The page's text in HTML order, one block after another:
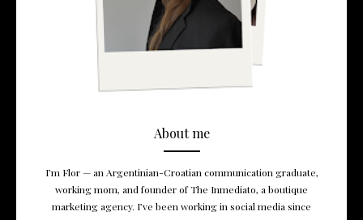
About me
I’m Flor — an Argentinian-Croatian communication graduate,
working mom, and founder of The Inmediato, a boutique
marketing agency. I’ve been working in social media since